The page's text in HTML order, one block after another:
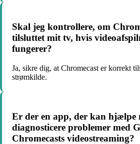
Skal jeg kontrollere, om
tilsluttet mit tv, hvis
fungerer?
Ja, sikre dig, at Chromecast er korrekt
strømkilde.
Er der en app, der kan hjælpe
diagnosticere problemer med
Chromecasts videostreaming?